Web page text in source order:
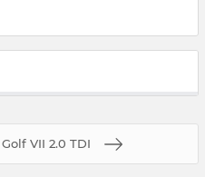
VII 2.0 TDI